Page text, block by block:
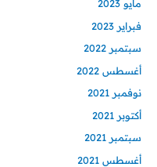
مايو 2023
فبراير 2023
سبتمبر 2022
أغسطس 2022
نوفمبر 2021
أكتوبر 2021
سبتمبر 2021
أغسطس 2021